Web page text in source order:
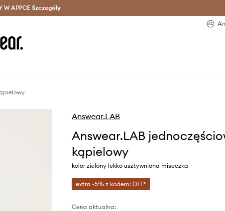
nawet w 24h >
W APPCE Szczegóły
Answear.LAB
Answear.LAB
kąpielowy
kolor zielony lekko usztywniona miseczka
extra -5% z kodem: OFF*
Cena aktualna: